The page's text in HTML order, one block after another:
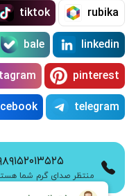
rubika
tiktok
linkedin
bale
pinterest
telegram
منتظر صدای گرم شما